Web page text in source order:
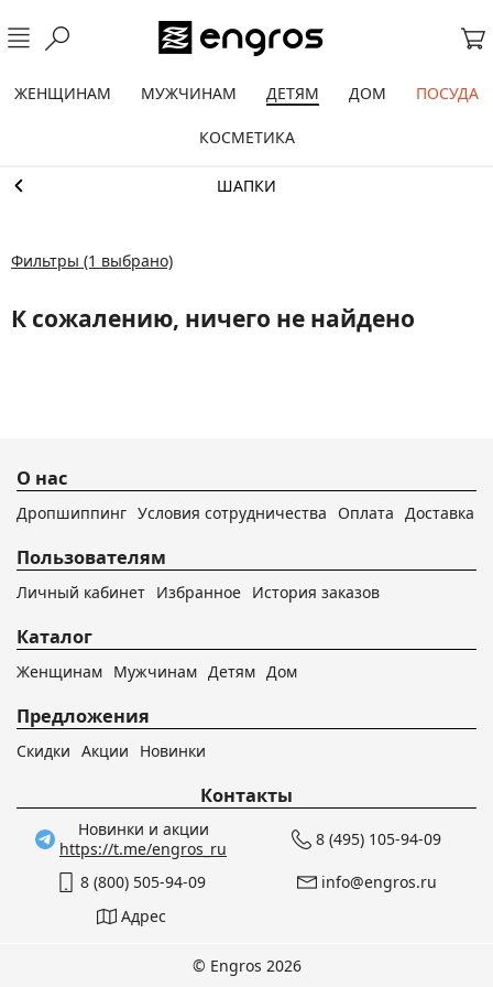
ЖЕНЩИНАМ МУЖЧИНАМ ДЕТЯМ ДОМ ПОСУДА
КОСМЕТИКА
ШАПКИ
Фильтры (1 выбрано)
К сожалению, ничего не найдено
О нас
Дропшиппинг Условия сотрудничества Оплата Доставка
Пользователям
Личный кабинет Избранное История заказов
Каталог
Женщинам Мужчинам Детям Дом
Предложения
Скидки Акции Новинки
Контакты
Новинки и акции
https://t.me/engros_ru
8 (495) 105-94-09
8 (800) 505-94-09
info@engros.ru
Адрес
© Engros 2026